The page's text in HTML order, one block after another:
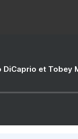
DiCaprio et Tobey